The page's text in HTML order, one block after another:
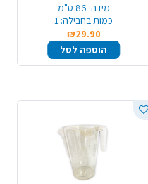
מידה: 86 ס"מ
כמות בחבילה: 1
₪29.90
הוספה לסל